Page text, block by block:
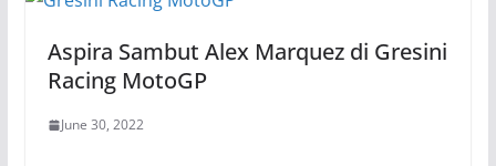
Aspira Sambut Alex Marquez di Gresini
Racing MotoGP
June 30, 2022